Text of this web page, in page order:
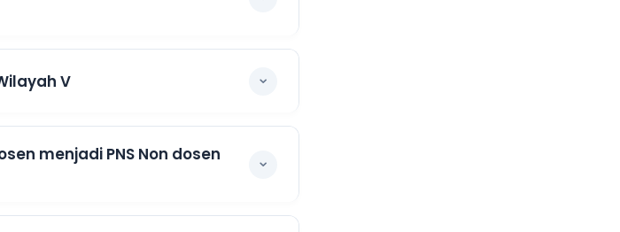
V
menjadi PNS Non dosen